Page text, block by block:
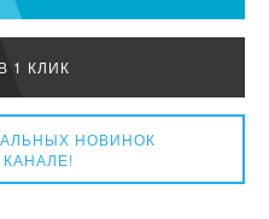
1 КЛИК
НОВИНОК
КАНАЛЕ!